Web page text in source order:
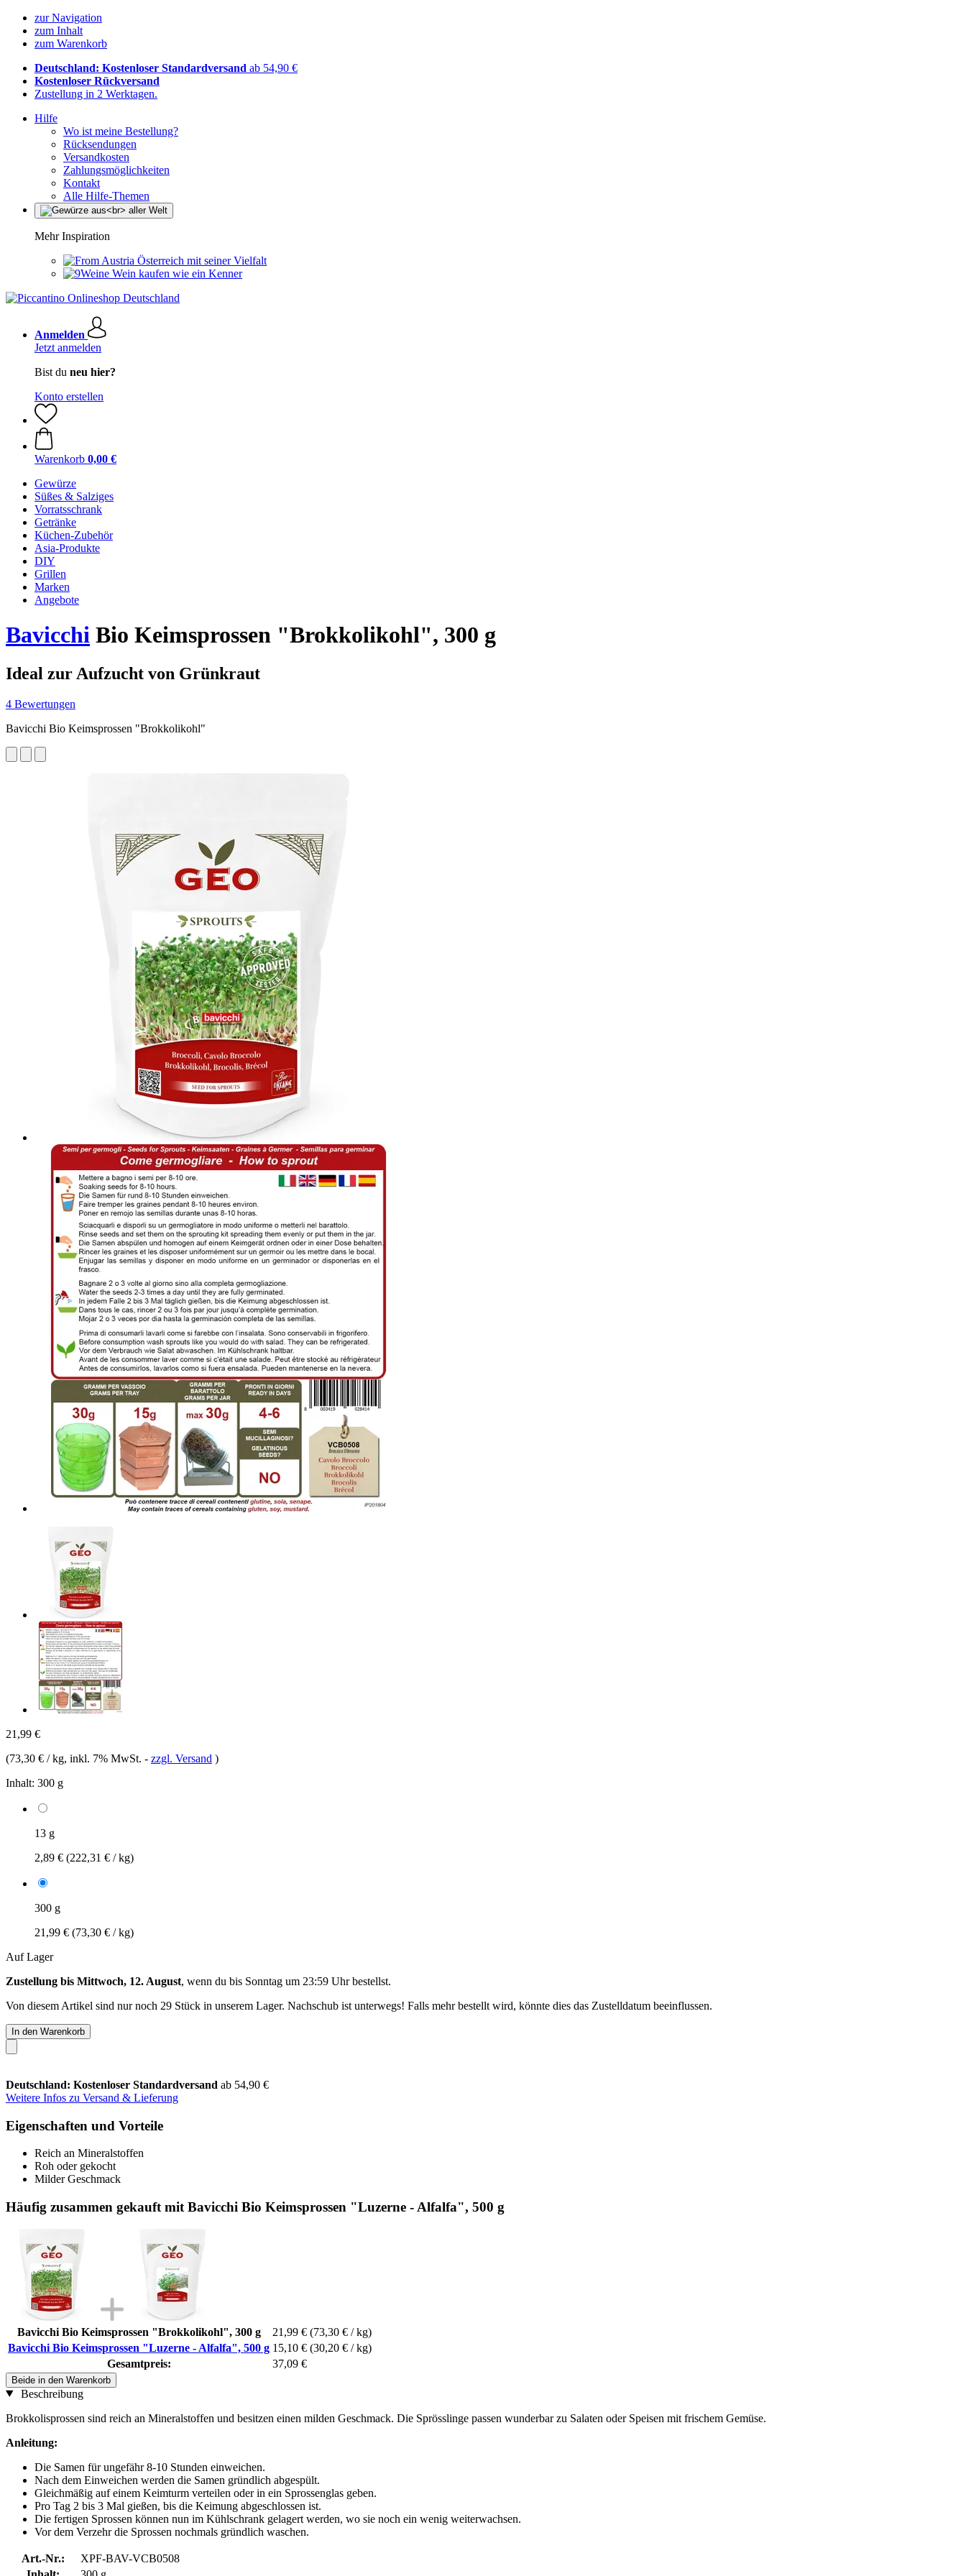
zur Navigation
zum Inhalt
zum Warenkorb
Deutschland: Kostenloser Standardversand ab 54,90 €
Kostenloser Rückversand
Zustellung in 2 Werktagen.
Hilfe
Wo ist meine Bestellung?
Rücksendungen
Versandkosten
Zahlungsmöglichkeiten
Kontakt
Alle Hilfe-Themen
Mehr Inspiration
Österreich mit seiner Vielfalt
Wein kaufen wie ein Kenner
Anmelden
Jetzt anmelden
Bist du neu hier?
Konto erstellen
Warenkorb 0,00 €
Gewürze
Süßes & Salziges
Vorratsschrank
Getränke
Küchen-Zubehör
Asia-Produkte
DIY
Grillen
Marken
Angebote
Bavicchi Bio Keimsprossen "Brokkolikohl", 300 g
Ideal zur Aufzucht von Grünkraut
4 Bewertungen
Bavicchi Bio Keimsprossen "Brokkolikohl"
21,99 €
(73,30 € / kg, inkl. 7% MwSt. - zzgl. Versand )
Inhalt: 300 g
13 g
2,89 € (222,31 € / kg)
300 g
21,99 € (73,30 € / kg)
Auf Lager
Zustellung bis Mittwoch, 12. August, wenn du bis Sonntag um 23:59 Uhrbestellst.
Von diesem Artikel sind nur noch 29 Stück in unserem Lager. Nachschub ist unterwegs! Falls mehr bestellt wird, könnte dies das Zustelldatum beeinflussen.
In den Warenkorb
Deutschland: Kostenloser Standardversand ab 54,90 €
Weitere Infos zu Versand & Lieferung
Eigenschaften und Vorteile
Reich an Mineralstoffen
Roh oder gekocht
Milder Geschmack
Häufig zusammen gekauft mit Bavicchi Bio Keimsprossen "Luzerne - Alfalfa", 500 g
Bavicchi Bio Keimsprossen "Brokkolikohl", 300 g 21,99 € (73,30 € / kg)
Bavicchi Bio Keimsprossen "Luzerne - Alfalfa", 500 g 15,10 € (30,20 € / kg)
Gesamtpreis:
37,09 €
Beide in den Warenkorb
Beschreibung
Brokkolisprossen sind reich an Mineralstoffen und besitzen einen milden Geschmack. Die Sprösslinge passen wunderbar zu Salaten oder Speisen mit frischem Gemüse.
Anleitung:
Die Samen für ungefähr 8-10 Stunden einweichen.
Nach dem Einweichen werden die Samen gründlich abgespült.
Gleichmäßig auf einem Keimturm verteilen oder in ein Sprossenglas geben.
Pro Tag 2 bis 3 Mal gießen, bis die Keimung abgeschlossen ist.
Die fertigen Sprossen können nun im Kühlschrank gelagert werden, wo sie noch ein wenig weiterwachsen.
Vor dem Verzehr die Sprossen nochmals gründlich waschen.
Art.-Nr.:
XPF-BAV-VCB0508